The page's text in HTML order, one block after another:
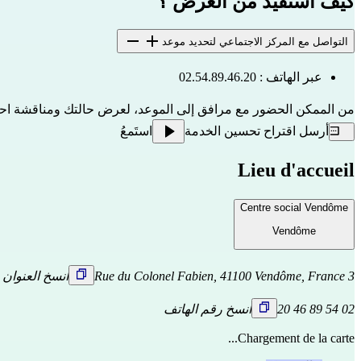
التواصل مع المركز الاجتماعي لتحديد موعد
عبر الهاتف : 02.54.89.46.20
من الممكن الحضور مع مرافق إلى الموعد، لعرض حالتك ومناقشة
أرسل اقتراح تحسين الخدمة
استَمعُ
Lieu d'accueil
Centre social Vendôme
Vendôme
3 Rue du Colonel Fabien, 41100 Vendôme, France انسخ العنوان
02 54 89 46 20 انسخ رقم الهاتف
Chargement de la carte...